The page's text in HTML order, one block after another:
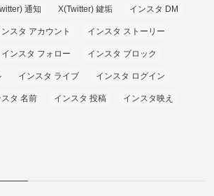
通知 X(Twitter) 鍵垢 インスタ DM
ンスタ アカウント インスタ ストーリー
インスタ フォロー インスタ ブロック
インスタ ライブ インスタ ログイン
スタ 名前 インスタ 投稿 インスタ映え